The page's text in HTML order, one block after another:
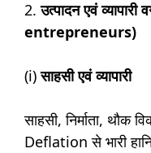
2.उत्पादन एवं
entrepreneurs)
(i)साहसी एवं व्यापारी
साहसी, निर्माता, थौक
Deflation से भारी